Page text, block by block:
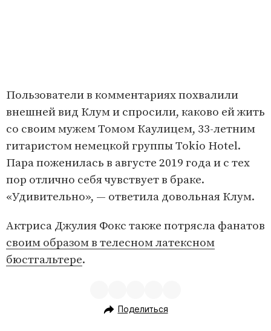
Пользователи в комментариях похвалили
внешней вид Клум и спросили, каково ей жить
со своим мужем Томом Каулицем, 33-летним
гитаристом немецкой группы Tokio Hotel.
Пара поженилась в августе 2019 года и с тех
пор отлично себя чувствует в браке.
«Удивительно», — ответила довольная Клум.
Актриса Джулия Фокс также потрясла фанатов
своим образом в телесном латексном
бюстгальтере.
Поделиться